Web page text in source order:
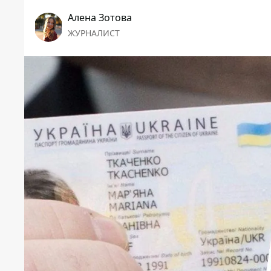
Алена Зотова
ЖУРНАЛИСТ